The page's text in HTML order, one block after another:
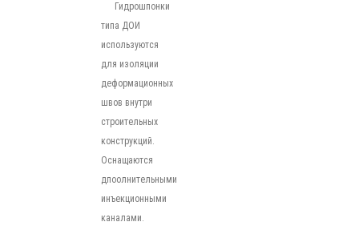
Гидрошпонки
типа ДОИ
используются
для изоляции
деформационных
швов внутри
строительных
конструкций.
Оснащаются
дпоолнительными
инъекционными
каналами.